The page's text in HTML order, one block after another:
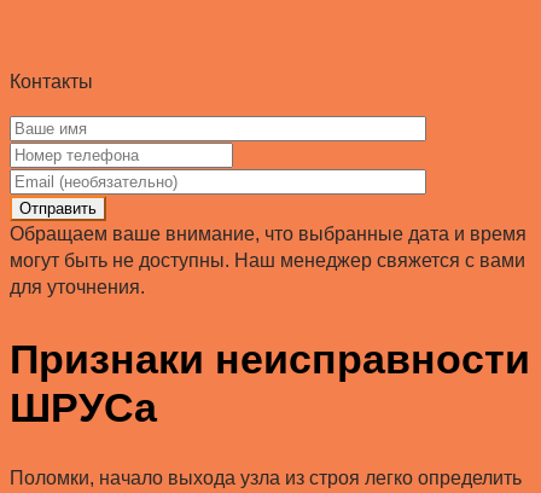
Контакты
Отправить
Обращаем ваше внимание, что выбранные дата и время
могут быть не доступны. Наш менеджер свяжется с вами
для уточнения.
Признаки неисправности
ШРУСа
Поломки, начало выхода узла из строя легко определить